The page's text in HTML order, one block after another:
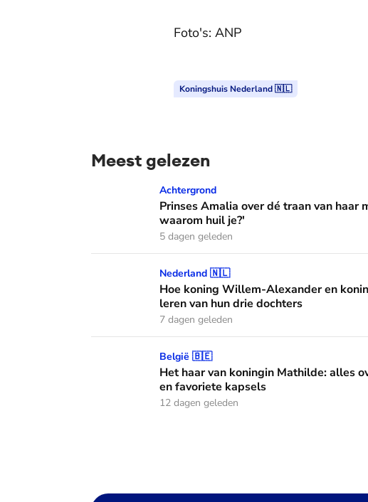
Foto's: ANP
Koningshuis Nederland 🇳🇱
Meest gelezen
Prinses Amalia over dé traan van haar moeder: 'Mama
Achtergrond
Prinses Amalia over dé traan van haar
waarom huil je?'
5 dagen geleden
Hoe koning Willem-Alexander en koningin Máxima
Nederland 🇳🇱
Hoe koning Willem-Alexander en
leren van hun drie dochters
7 dagen geleden
Het haar van koningin Mathilde: alles over haar
België 🇧🇪
Het haar van koningin Mathilde: alles
en favoriete kapsels
12 dagen geleden